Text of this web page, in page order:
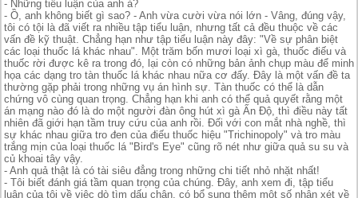
- Những tiểu luận của anh à?
- Ồ, anh không biết gì sao? - Anh vừa cười vừa nói lớn - Vâng, đúng vậy,
tôi có tội là đã viết ra nhiều tập tiểu luận, nhưng tất cả đều thuộc về các
vấn đề kỹ thuật. Chẳng hạn như tập tiểu luận này đây: "Về sự phân biệt
các loại thuốc lá khác nhau". Một trăm bốn mươi loại xì gà, thuốc điếu và
thuốc rời được kê ra trong đó, lại còn có những bản ảnh chụp màu để minh
họa các dạng tro tàn thuốc lá khác nhau nữa cơ đấy. Đây là một vấn đề ta
thường gặp phải trong những vụ án hình sự. Tàn thuốc có thể là dẫn
chứng vô cùng quan trọng. Chẳng hạn khi anh có thể quả quyết rằng một
án mạng nào đó là do một người đàn ông hút xì gà Ấn Độ, thì điều này tất
nhiên đã giới hạn tầm truy cứu của anh rồi. Đối với con mắt nhà nghề, thì
sự khác nhau giữa tro đen của điếu thuốc hiệu "Trichinopoly" và tro màu
trắng mịn của loại thuốc lá "Bird's Eye" cũng rõ nét như giữa quả su su và
củ khoai tây vậy.
- Anh quả thật là có tài siêu đẳng trong những chi tiết nhỏ nhặt nhất!
- Tôi biết đánh giá tầm quan trọng của chúng. Đây, anh xem đi, tập tiểu
luận của tôi về việc dò tìm dấu chân, có bổ sung thêm một số nhận xét về